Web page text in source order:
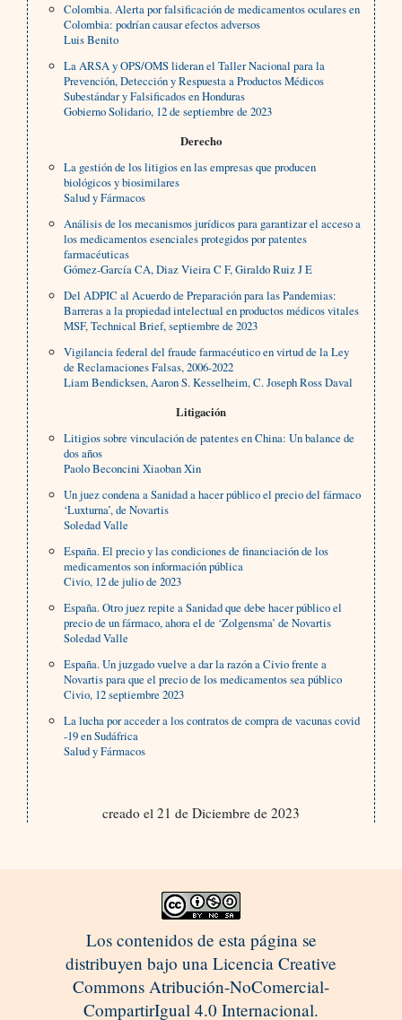
Colombia. Alerta por falsificación de medicamentos oculares en
Colombia: podrían causar efectos adversos
Luis Benito
La ARSA y OPS/OMS lideran el Taller Nacional para la
Prevención, Detección y Respuesta a Productos Médicos
Subestándar y Falsificados en Honduras
Gobierno Solidario, 12 de septiembre de 2023
Derecho
La gestión de los litigios en las empresas que producen
biológicos y biosimilares
Salud y Fármacos
Análisis de los mecanismos jurídicos para garantizar el acceso a
los medicamentos esenciales protegidos por patentes
farmacéuticas
Gómez-García CA, Diaz Vieira C F, Giraldo Ruiz J E
Del ADPIC al Acuerdo de Preparación para las Pandemias:
Barreras a la propiedad intelectual en productos médicos vitales
MSF, Technical Brief, septiembre de 2023
Vigilancia federal del fraude farmacéutico en virtud de la Ley
de Reclamaciones Falsas, 2006-2022
Liam Bendicksen, Aaron S. Kesselheim, C. Joseph Ross Daval
Litigación
Litigios sobre vinculación de patentes en China: Un balance de
dos años
Paolo Beconcini Xiaoban Xin
Un juez condena a Sanidad a hacer público el precio del fármaco
‘Luxturna’, de Novartis
Soledad Valle
España. El precio y las condiciones de financiación de los
medicamentos son información pública
Civio, 12 de julio de 2023
España. Otro juez repite a Sanidad que debe hacer público el
precio de un fármaco, ahora el de ‘Zolgensma’ de Novartis
Soledad Valle
España. Un juzgado vuelve a dar la razón a Civio frente a
Novartis para que el precio de los medicamentos sea público
Civio, 12 septiembre 2023
La lucha por acceder a los contratos de compra de vacunas covid
-19 en Sudáfrica
Salud y Fármacos
creado el 21 de Diciembre de 2023
Los contenidos de esta página se
distribuyen bajo una Licencia Creative
Commons Atribución-NoComercial-
CompartirIgual 4.0 Internacional.